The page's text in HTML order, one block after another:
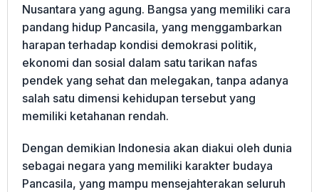
Nusantara yang agung. Bangsa yang memiliki cara
pandang hidup Pancasila, yang menggambarkan
harapan terhadap kondisi demokrasi politik,
ekonomi dan sosial dalam satu tarikan nafas
pendek yang sehat dan melegakan, tanpa adanya
salah satu dimensi kehidupan tersebut yang
memiliki ketahanan rendah.
Dengan demikian Indonesia akan diakui oleh dunia
sebagai negara yang memiliki karakter budaya
Pancasila, yang mampu mensejahterakan seluruh